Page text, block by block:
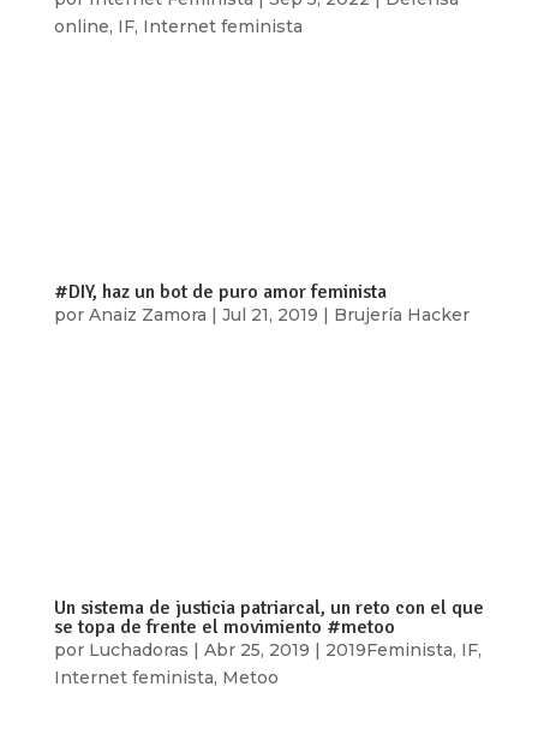
online, IF, Internet feminista
#DIY, haz un bot de puro amor feminista
por Anaiz Zamora | Jul 21, 2019 | Brujería Hacker
Un sistema de justicia patriarcal, un reto con el que
se topa de frente el movimiento #metoo
por Luchadoras | Abr 25, 2019 | 2019Feminista, IF,
Internet feminista, Metoo